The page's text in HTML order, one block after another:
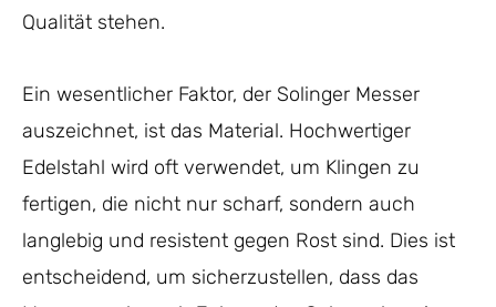
Qualität stehen.
Ein wesentlicher Faktor, der Solinger Messer
auszeichnet, ist das Material. Hochwertiger
Edelstahl wird oft verwendet, um Klingen zu
fertigen, die nicht nur scharf, sondern auch
langlebig und resistent gegen Rost sind. Dies ist
entscheidend, um sicherzustellen, dass das